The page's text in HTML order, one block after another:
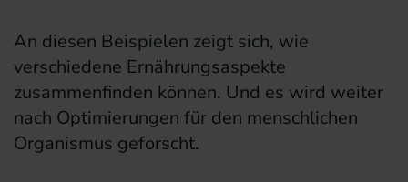
An diesen Beispielen zeigt sich, wie
verschiedene Ernährungsaspekte
zusammenfinden können. Und es wird weiter
nach Optimierungen für den menschlichen
Organismus geforscht.